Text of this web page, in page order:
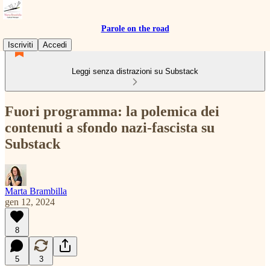
Parole on the road
Iscriviti
Accedi
Leggi senza distrazioni su Substack
Fuori programma: la polemica dei
contenuti a sfondo nazi-fascista su
Substack
Marta Brambilla
gen 12, 2024
8
5 3